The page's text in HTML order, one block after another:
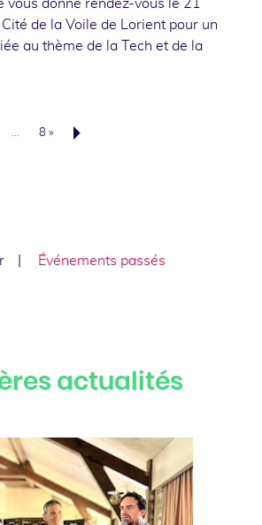
vous donne rendez-vous le 21
de la Voile de Lorient pour un
au thème de la Tech et de la
8 »
Événements passés
actualités